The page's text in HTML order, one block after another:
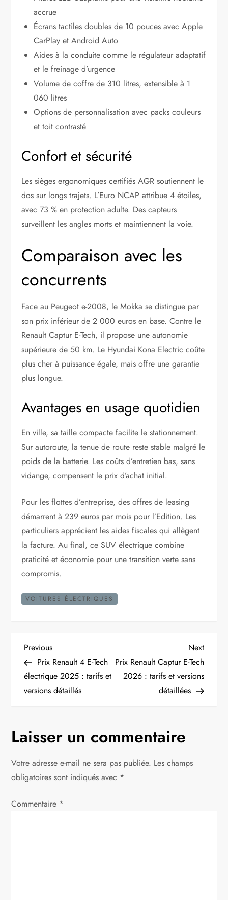
accrue
Écrans tactiles doubles de 10 pouces avec Apple
CarPlay et Android Auto
Aides à la conduite comme le régulateur adaptatif
et le freinage d’urgence
Volume de coffre de 310 litres, extensible à 1
060 litres
Options de personnalisation avec packs couleurs
et toit contrasté
Confort et sécurité
Les sièges ergonomiques certifiés AGR soutiennent le
dos sur longs trajets. L’Euro NCAP attribue 4 étoiles,
avec 73 % en protection adulte. Des capteurs
surveillent les angles morts et maintiennent la voie.
Comparaison avec les
concurrents
Face au Peugeot e-2008, le Mokka se distingue par
son prix inférieur de 2 000 euros en base. Contre le
Renault Captur E-Tech, il propose une autonomie
supérieure de 50 km. Le Hyundai Kona Electric coûte
plus cher à puissance égale, mais offre une garantie
plus longue.
Avantages en usage quotidien
En ville, sa taille compacte facilite le stationnement.
Sur autoroute, la tenue de route reste stable malgré le
poids de la batterie. Les coûts d’entretien bas, sans
vidange, compensent le prix d’achat initial.
Pour les flottes d’entreprise, des offres de leasing
démarrent à 239 euros par mois pour l’Edition. Les
particuliers apprécient les aides fiscales qui allègent
la facture. Au final, ce SUV électrique combine
praticité et économie pour une transition verte sans
compromis.
VOITURES ÉLECTRIQUES
N
a
v
g
a
t
Previous
Post
Previous
Prix Renault 4 E-Tech
électrique 2025 : tarifs et
versions détaillés
Next
Post
Next
Prix Renault Captur E-Tech
2026 : tarifs et versions
détaillées
Laisser un commentaire
Votre adresse e-mail ne sera pas publiée. Les champs
obligatoires sont indiqués avec *
Commentaire *